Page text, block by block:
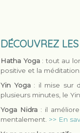
DÉCOUVREZ
Hatha Yoga: tout au
positive et la méditation.
Yin Yoga: il mise sur
plusieurs minutes, le
Yoga Nidra : il
mentalement. >> En